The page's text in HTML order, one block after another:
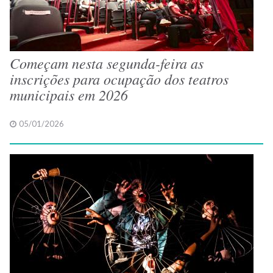
Começam nesta segunda-feira as
inscrições para ocupação dos teatros
municipais em 2026
05/01/2026